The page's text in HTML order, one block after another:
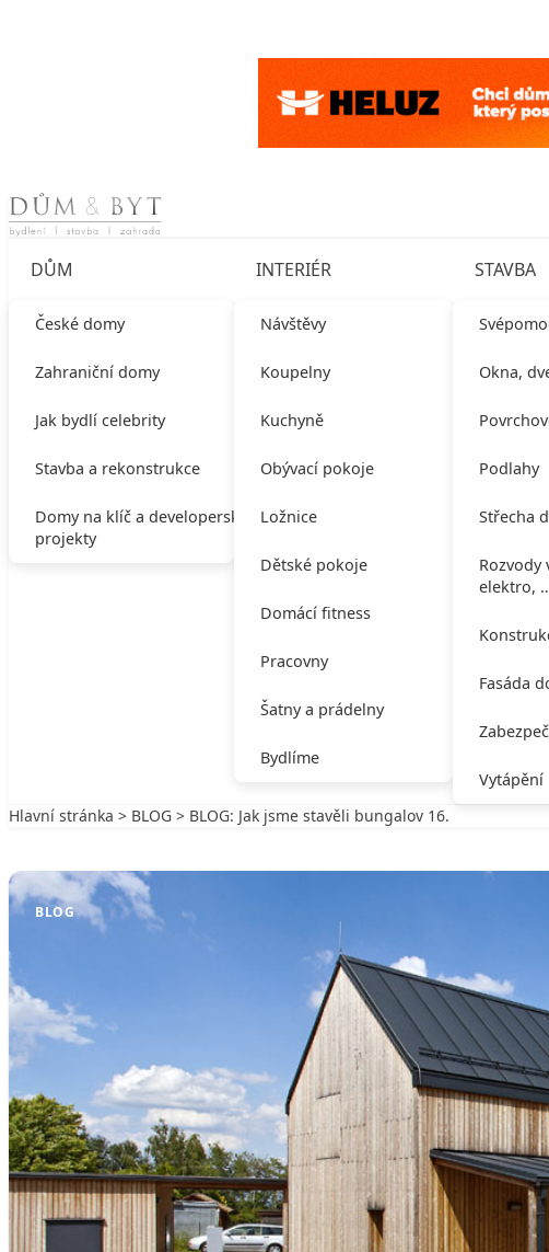
Skip to content
DŮM
České domy
Zahraniční domy
Jak bydlí celebrity
Stavba a rekonstrukce
Domy na klíč a developerské
projekty
INTERIÉR
Návštěvy
Koupelny
Kuchyně
Obývací pokoje
Ložnice
Dětské pokoje
Domácí fitness
Pracovny
Šatny a prádelny
Bydlíme
STAVBA
Okna,
Podlahy
Střecha
Rozvody
elektro,
Fasáda
Vytápění
Hlavní stránka > BLOG > BLOG: Jak jsme stavěli bungalov 16.
BLOG